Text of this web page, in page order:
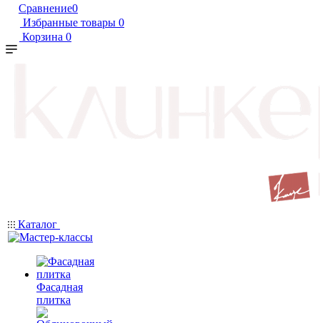
Сравнение0
Избранные товары 0
Корзина 0
Каталог
Фасадная
плитка